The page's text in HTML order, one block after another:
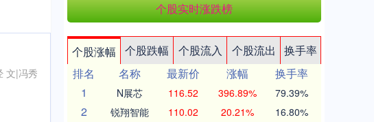
文|冯秀
个股实时涨跌榜
个股涨幅 个股跌幅 个股流入 个股流出
换手率
排名
名称 最新价 涨幅
换手率
1
N展芯 116.52 396.89% 79.39%
2 锐翔智能 110.02 20.21% 16.80%